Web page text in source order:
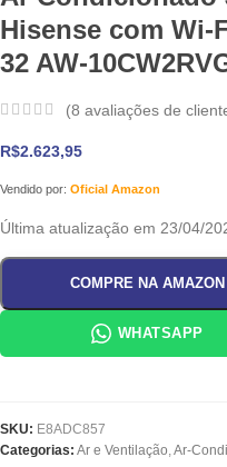
Hisense com Wi-
32 AW-
(8 avaliações de
R$2.623,95
Vendido por: Oficial Amazon
Última atualização em 23/04/
COMPRE NA AMAZON
WHATSAPP
SKU: E8ADC857
Categorias: Ar e Ventilação,Ar-